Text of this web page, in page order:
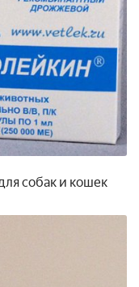
собак и кошек